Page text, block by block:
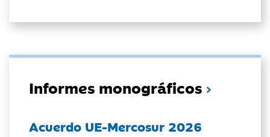
Informes monográficos
Acuerdo UE-Mercosur 2026